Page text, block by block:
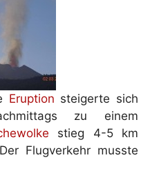
Eruption steigerte sich
zu einem
stieg 4-5 km
Flugverkehr musste